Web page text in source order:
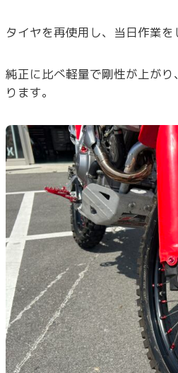
タイヤを再使用し、当日作業を
純正に比べ軽量で剛性が上が
ります。